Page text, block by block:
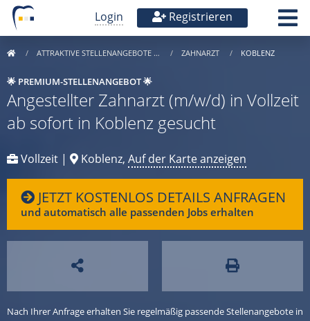
Login Registrieren
ATTRAKTIVE STELLENANGEBOTE … ZAHNARZT KOBLENZ
🌟 PREMIUM-STELLENANGEBOT 🌟
Angestellter Zahnarzt (m/w/d) in Vollzeit
ab sofort in Koblenz gesucht
Vollzeit | Koblenz, Auf der Karte anzeigen
JETZT KOSTENLOS DETAILS ANFRAGEN
und automatisch alle passenden Jobs erhalten
Nach Ihrer Anfrage erhalten Sie regelmäßig passende Stellenangebote in